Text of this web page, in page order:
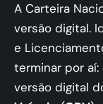
A Carteira
versão digital.
e
terminar por aí:
versão digital